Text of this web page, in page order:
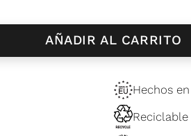
AÑADIR AL CARRITO
Hechos
Reciclable